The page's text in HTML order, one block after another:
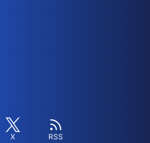
X RSS